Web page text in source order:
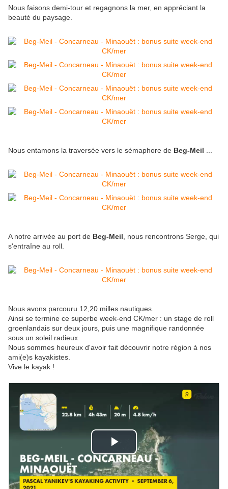
Nous faisons demi-tour et regagnons la mer, en appréciant la
beauté du paysage.
Nous entamons la traversée vers le sémaphore de Beg-Meil
A notre arrivée au port de Beg-Meil , nous rencontrons Serge, qui
s'entraîne au roll.
Nous avons parcouru 12,20 milles nautiques.
Ainsi se termine ce superbe week-end CK/mer : un stage de roll
groenlandais sur deux jours, puis une magnifique randonnée
sous un soleil radieux.
Nous sommes heureux d'avoir fait découvrir notre région à nos
ami(e)s kayakistes.
Vive le kayak !